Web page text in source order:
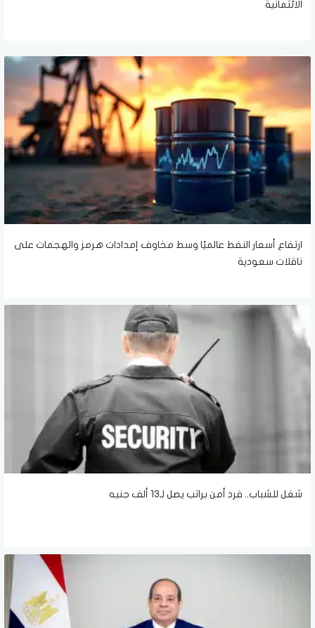
الائتمانية
ارتفاع أسعار النفط عالميًا وسط مخاوف إمدادات هرمز والهجمات على
ناقلات سعودية
شغل للشباب.. فرد أمن براتب يصل لـ13 ألف جنيه